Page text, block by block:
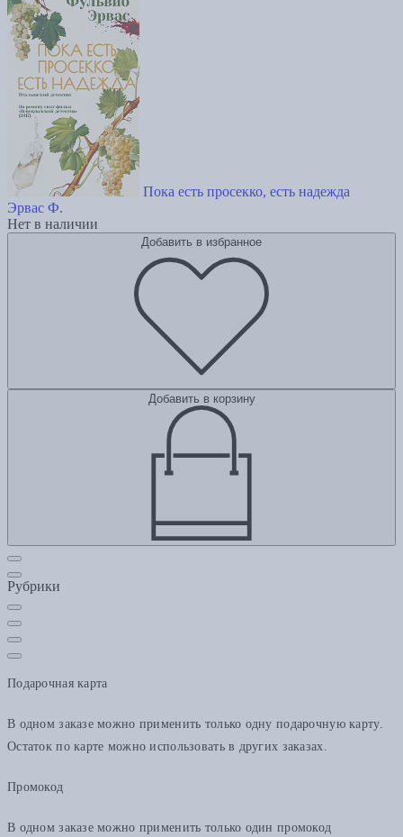
Пока есть просекко, есть надежда
Эрвас Ф.
Нет в наличии
Добавить в избранное
Добавить в корзину
Рубрики
Подарочная карта
В одном заказе можно применить только одну подарочную карту.
Остаток по карте можно использовать в других заказах.
Промокод
В одном заказе можно применить только один промокод